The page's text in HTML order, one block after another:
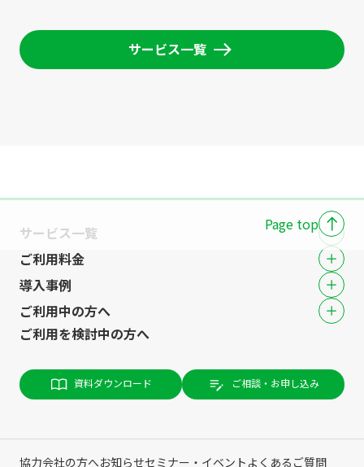
サービス一覧
Page top
サービス一覧
ご利用料金
導入事例
ご利用中の方へ
ご利用を検討中の方へ
資料ダウンロード ご相談・お申し込み
協力会社の方へお知らせセミナー・イベント よくあるご質問